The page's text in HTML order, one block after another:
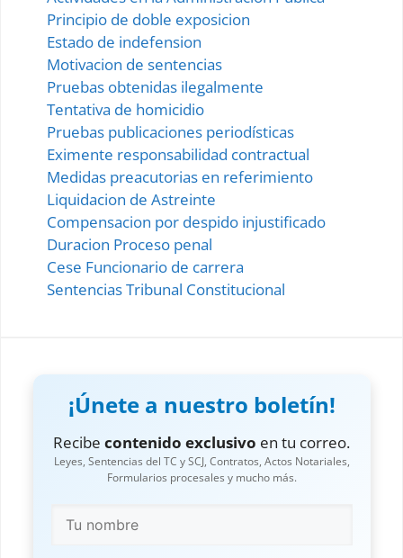
Principio de doble exposicion
Estado de indefension
Motivacion de sentencias
Pruebas obtenidas ilegalmente
Tentativa de homicidio
Pruebas publicaciones periodísticas
Eximente responsabilidad contractual
Medidas preacutorias en referimiento
Liquidacion de Astreinte
Compensacion por despido injustificado
Duracion Proceso penal
Cese Funcionario de carrera
Sentencias Tribunal Constitucional
¡Únete a nuestro boletín!
Recibe contenido exclusivo en tu correo.
Leyes, Sentencias del TC y SCJ, Contratos, Actos Notariales,
Formularios procesales y mucho más.